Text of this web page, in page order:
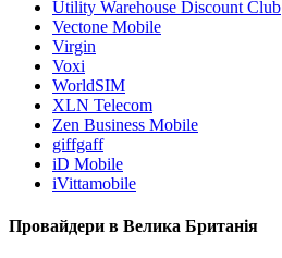
Utility Warehouse Discount Club
Vectone Mobile
Virgin
Voxi
WorldSIM
XLN Telecom
Zen Business Mobile
giffgaff
iD Mobile
iVittamobile
Провайдери в Велика Британія